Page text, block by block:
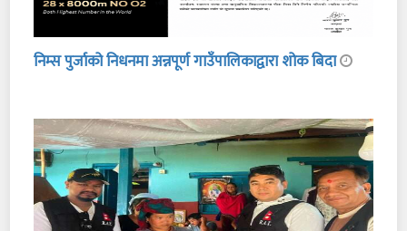
निम्स पुर्जाको निधनमा अन्नपूर्ण गाउँपालिकाद्वारा शोक बिदा